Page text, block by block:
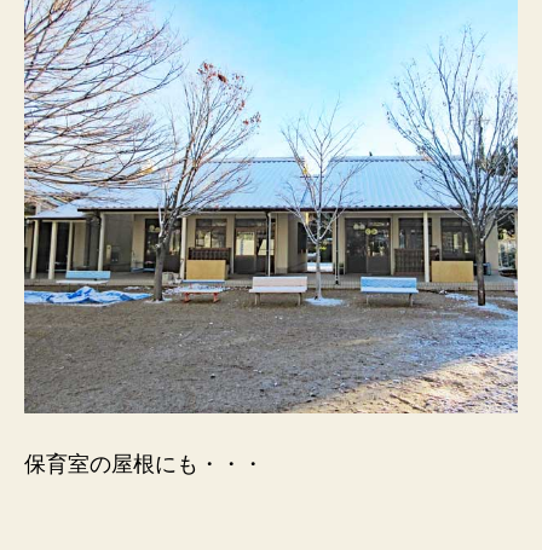
保育室の屋根にも・・・